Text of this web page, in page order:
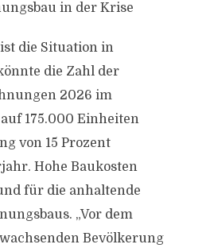
in der Krise
die Situation in
die Zahl der
2026 im
175.000 Einheiten
von 15 Prozent
Hohe Baukosten
für die anhaltende
„Vor dem
Bevölkerung